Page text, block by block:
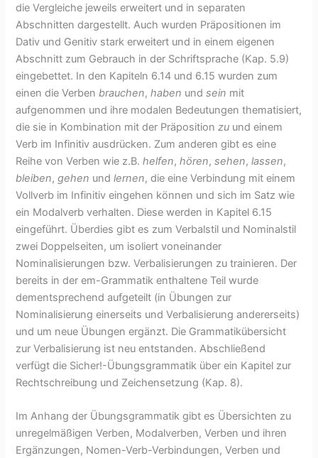
die Vergleiche jeweils erweitert und in separaten
Abschnitten dargestellt. Auch wurden Präpositionen im
Dativ und Genitiv stark erweitert und in einem eigenen
Abschnitt zum Gebrauch in der Schriftsprache (Kap. 5.9)
eingebettet. In den Kapiteln 6.14 und 6.15 wurden zum
einen die Verbenbrauchen,haben undsein mit
aufgenommen und ihre modalen Bedeutungen thematisiert,
die sie in Kombination mit der Präpositionzu und einem
Verb im Infinitiv ausdrücken. Zum anderen gibt es eine
Reihe von Verben wie z.B.helfen,hören,sehen,lassen,
bleiben,gehen undlernen, die eine Verbindung mit einem
Vollverb im Infinitiv eingehen können und sich im Satz wie
ein Modalverb verhalten. Diese werden in Kapitel 6.15
eingeführt. Überdies gibt es zum Verbalstil und Nominalstil
zwei Doppelseiten, um isoliert voneinander
Nominalisierungen bzw. Verbalisierungen zu trainieren. Der
bereits in der em-Grammatik enthaltene Teil wurde
dementsprechend aufgeteilt (in Übungen zur
Nominalisierung einerseits und Verbalisierung andererseits)
und um neue Übungen ergänzt. Die Grammatikübersicht
zur Verbalisierung ist neu entstanden. Abschließend
verfügt die Sicher!-Übungsgrammatik über ein Kapitel zur
Rechtschreibung und Zeichensetzung (Kap. 8).
Im Anhang der Übungsgrammatik gibt es Übersichten zu
unregelmäßigen Verben, Modalverben, Verben und ihren
Ergänzungen, Nomen-Verb-Verbindungen, Verben und